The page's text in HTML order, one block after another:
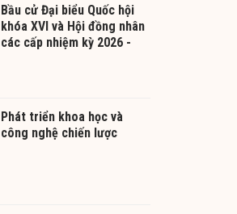
Bầu cử Đại biểu Quốc hội
khóa XVI và Hội đồng nhân
các cấp nhiệm kỳ 2026 -
Phát triển khoa học và
công nghệ chiến lược